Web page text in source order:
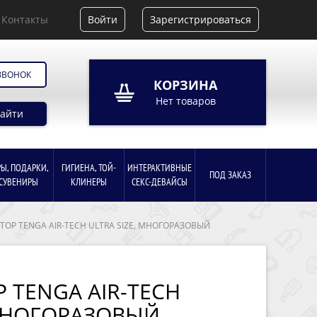
Контакты Войти Зарегистрироваться
КОРЗИНА
Нет товаров
ПОДАРКИ,
ГИГИЕНА, ТОЙ-
КЛИНЕРЫ
ИНТЕРАКТИВНЫЕ
СЕКС-ДЕВАЙСЫ
ПОД ЗАКАЗ
TENGA AIR-TECH ULTRA SIZE, МНОГОРАЗОВЫЙ
AIR-TECH